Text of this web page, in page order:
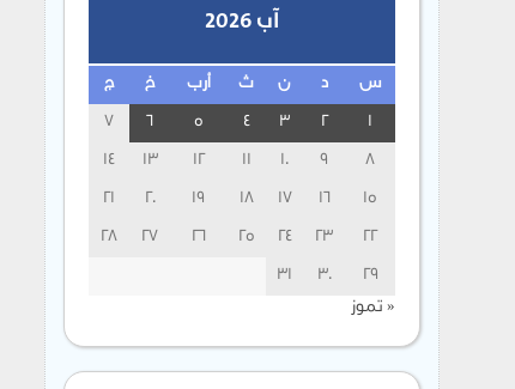
آب 2026
س د ن ث أرب خ ج
1
2
3
4
5
6
7
8
9
10
11
12
13
14
15
16
17
18
19
20
21
22
23
24
25
26
27
28
29
30
31
« تموز